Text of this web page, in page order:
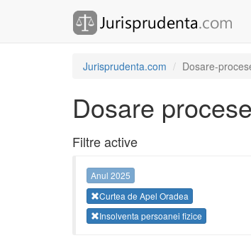
Jurisprudenta.com Dosare-
Dosare
Filtre active
Anul 2025
Curtea de Apel Oradea
Insolventa persoanei fizice